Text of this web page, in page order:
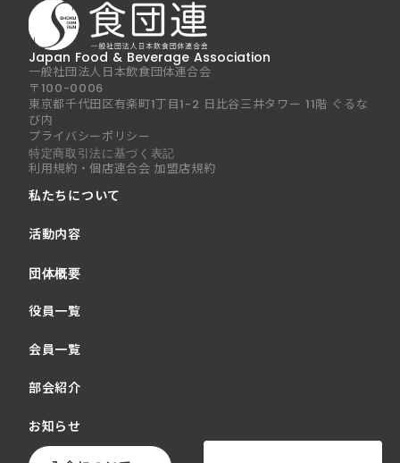
Japan Food & Beverage Association
一般社団法人日本飲食団体連合会
〒100-0006
東京都千代田区有楽町1丁目1-2 日比谷三井タワー 11階 ぐるな
び内
プライバシーポリシー
特定商取引法に基づく表記
利用規約・個店連合会 加盟店規約
私たちについて
活動内容
団体概要
役員一覧
会員一覧
部会紹介
お知らせ